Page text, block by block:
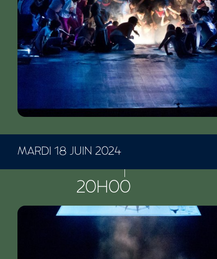
MARDI 18 JUIN 2024
20H00